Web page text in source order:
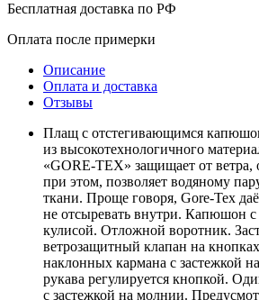
Бесплатная доставка по РФ
Оплата после примерки
Описание
Оплата и доставка
Отзывы
Плащ с отстегивающимся
из высокотехнологичного
«GORE-TEX» защищает от ветра,
при этом, позволяет водяному
ткани. Проще говоря, Gore-Tex
не отсыревать внутри. Капюшон
кулисой. Отложной воротник.
ветрозащитный клапан на
наклонных кармана с застежкой
рукава регулируется кнопкой.
с застежкой на молнии.